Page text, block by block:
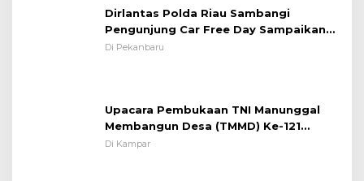
Dirlantas Polda Riau Sambangi
Pengunjung Car Free Day Sampaikan
Pesan Edukasi Kamtibmas &
Di Pekanbaru
Upacara Pembukaan TNI Manunggal
Membangun Desa (TMMD) Ke-121
Kodim 0313/KPR Tahun 2024) ?
Di Kampar